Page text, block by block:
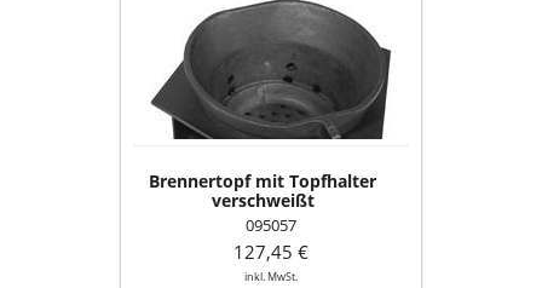
Topfhalter
verschweißt
Brennertopf mit Topfhalter
verschweißt
095057
127,45 €
inkl. MwSt.